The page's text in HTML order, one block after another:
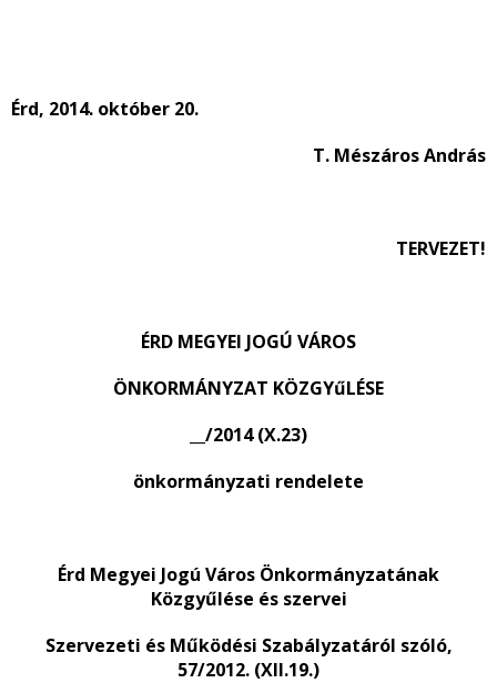
Érd, 2014. október 20.
T. Mészáros András
TERVEZET!
ÉRD MEGYEI JOGÚ VÁROS
ÖNKORMÁNYZAT KÖZGYűLÉSE
__/2014 (X.23)
önkormányzati rendelete
Érd Megyei Jogú Város Önkormányzatának
Közgyűlése és szervei
Szervezeti és Működési Szabályzatáról szóló,
57/2012. (XII.19.)